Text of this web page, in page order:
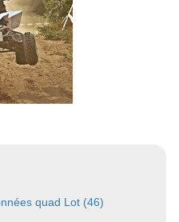
quad Lot (46)